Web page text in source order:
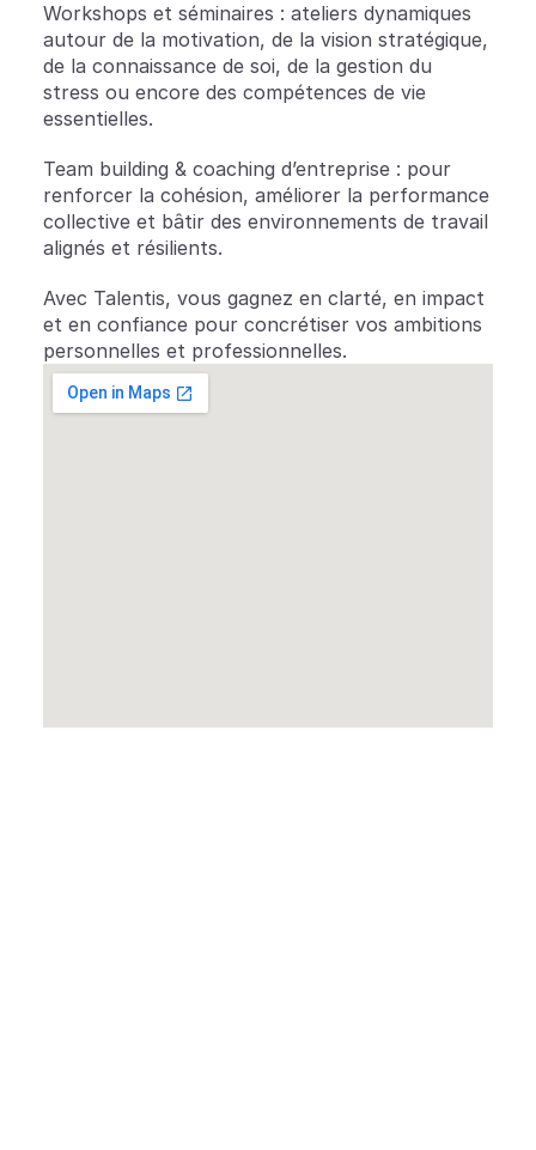
Workshops et séminaires : ateliers dynamiques
autour de la motivation, de la vision stratégique,
de la connaissance de soi, de la gestion du
stress ou encore des compétences de vie
essentielles.
Team building & coaching d’entreprise : pour
renforcer la cohésion, améliorer la performance
collective et bâtir des environnements de travail
alignés et résilients.
Avec Talentis, vous gagnez en clarté, en impact
et en confiance pour concrétiser vos ambitions
personnelles et professionnelles.